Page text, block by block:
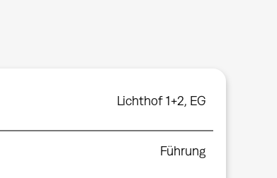
Lichthof 1+2, EG
Führung